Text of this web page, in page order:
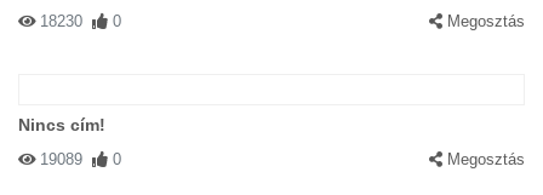
18230 0 Megosztás
Nincs cím!
19089 0 Megosztás